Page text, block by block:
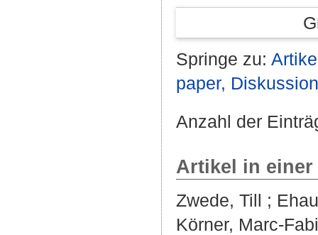
Springe zu:
paper,
Anzahl der
Artikel in
Zwede, Till ;
Körner, Marc-